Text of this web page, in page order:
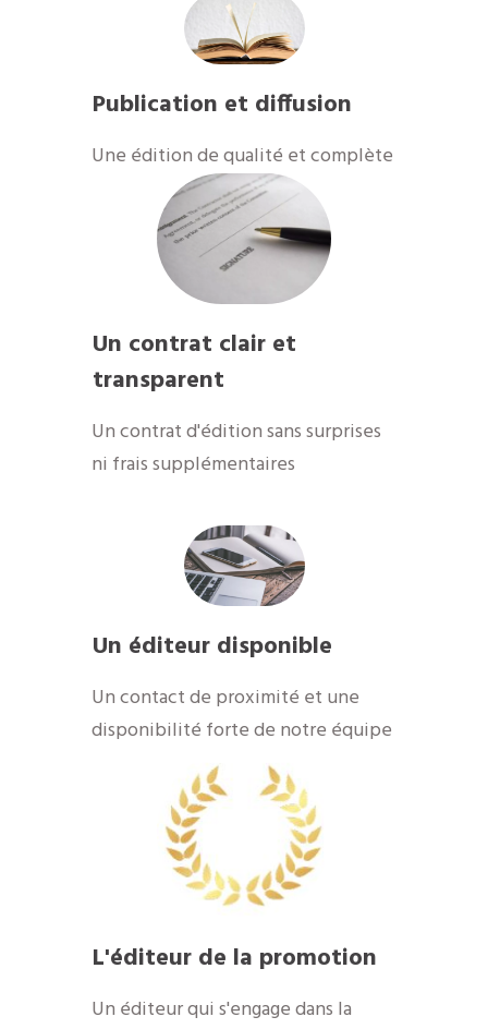
Publication et diffusion
​Une édition de qualité et complète
Un contrat clair et
transparent
Un contrat d'édition sans surprises
ni frais supplémentaires
Un éditeur disponible
​Un contact de proximité et une
disponibilité forte de notre équipe
​L'éditeur de la promotion
​Un éditeur qui s'engage dans la